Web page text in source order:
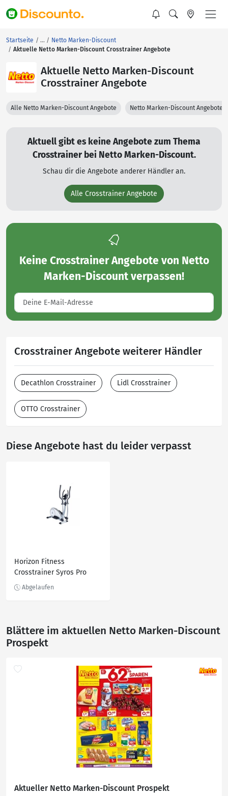
Startseite
Netto Marken-Discount
Aktuelle Netto Marken-Discount Crosstrainer Angebote
Aktuelle Netto Marken-Discount
Crosstrainer Angebote
Alle Netto Marken-Discount Angebote Netto Marken-Discount Angebote
Aktuell gibt es keine Angebote zum Thema
Crosstrainer bei Netto Marken-Discount.
Schau dir die Angebote anderer Händler an.
Alle Crosstrainer Angebote
Keine Crosstrainer Angebote von Netto
Marken-Discountverpassen!
Crosstrainer Angebote weiterer Händler
Decathlon Crosstrainer Lidl Crosstrainer
OTTO Crosstrainer
Diese Angebote hast du leider verpasst
Horizon Fitness
Crosstrainer Syros Pro
Blättere im aktuellen Netto Marken-Discount
Prospekt
Aktueller Netto Marken-Discount Prospekt